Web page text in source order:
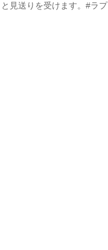
見送りを受けます。#ラプ